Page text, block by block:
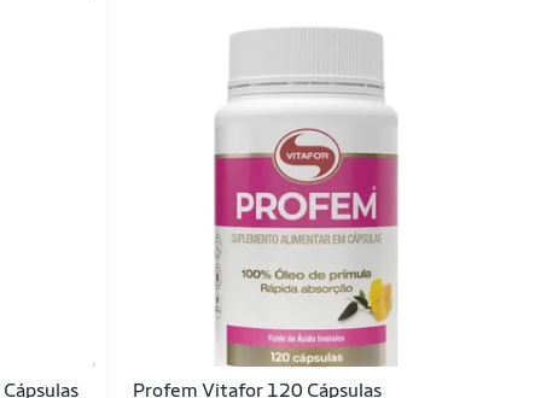
Profem Vitafor 120 Cápsulas